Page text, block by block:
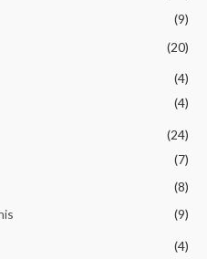
(9)
(20)
(4)
(4)
(24)
(7)
(8)
(9)
(4)